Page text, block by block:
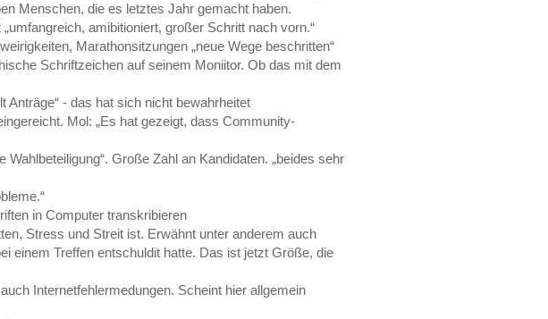
Menschen, die es letztes Jahr gemacht haben.
amibitioniert, großer Schritt nach vorn.“
Marathonsitzungen „neue Wege beschritten“
Schriftzeichen auf seinem Moniitor. Ob das mit dem
Anträge“ - das hat sich nicht bewahrheitet
Mol: „Es hat gezeigt, dass Community-
Wahlbeteiligung“. Große Zahl an Kandidaten. „beides sehr
in Computer transkribieren
Stress und Streit ist. Erwähnt unter anderem auch
einem Treffen entschuldit hatte. Das ist jetzt Größe, die
Internetfehlermedungen. Scheint hier allgemein